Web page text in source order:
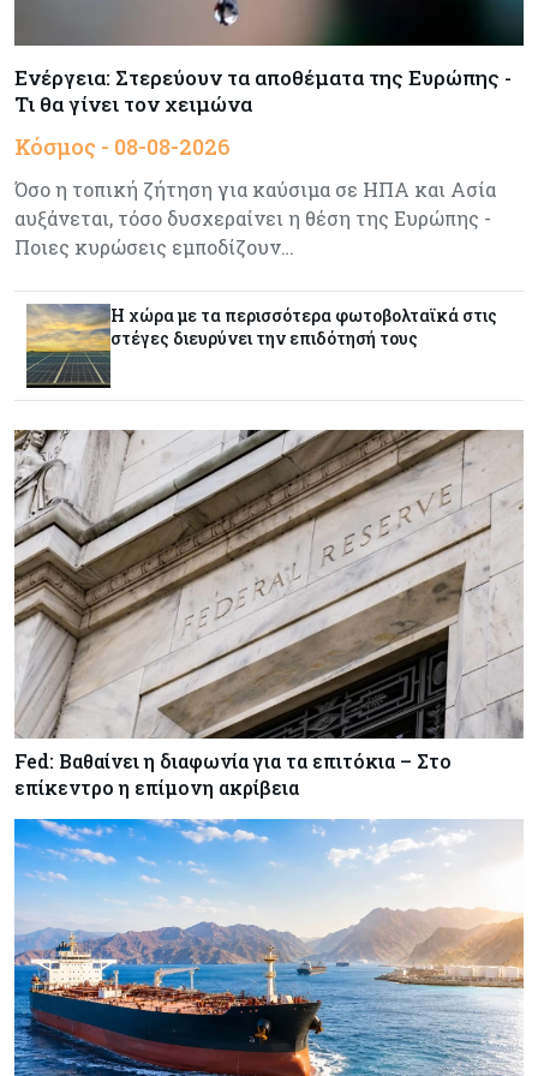
Meridiam–GSI: Τι προκύπτει – και τι όχι – από
την απάντηση της Κομισιόν
Κόσμος
Η Τουρκία χτυπάει Ντουμπάι και Λονδίνο:
πλούσιων κατοίκων και επενδυτών
Κύπρος
Από τα €150,6 εκατ. στα €112 εκατ. οι κρατικές
πιστώσεις για έρευνα στην Κύπρο
τροφίμων
Κύπρος 07-08-2026
Οι τιμές καθορίζουν την επιλογή παρόχου
κινητής στην Κύπρο
Κύπρος 07-08-2026
34.787 νέες εγγραφές οχημάτων στο επτάμηνο
- Άνοδος 11,5% σε σχέση με πέρσι
Κόσμος 07-08-2026
ΕΚΤ: Αιφνιδιάστηκε από την πώληση ευρώ από
τις ΗΠΑ
Κύπρος
Χορηγία €10.000 για υποτροφίες σε φοιτητές του
ΤΕΠΑΚ
Ενέργεια: Στερεύουν τα αποθέματα της Ευρώπης -
Τι θα γίνει τον χειμώνα
Κόσμος - 08-08-2026
Όσο η τοπική ζήτηση για καύσιμα σε ΗΠΑ και Ασία
αυξάνεται, τόσο δυσχεραίνει η θέση της Ευρώπης -
Ποιες κυρώσεις εμποδίζουν…
Η χώρα με τα περισσότερα φωτοβολταϊκά στις
στέγες διευρύνει την επιδότησή τους
Fed: Βαθαίνει η διαφωνία για τα επιτόκια – Στο
επίκεντρο η επίμονη ακρίβεια